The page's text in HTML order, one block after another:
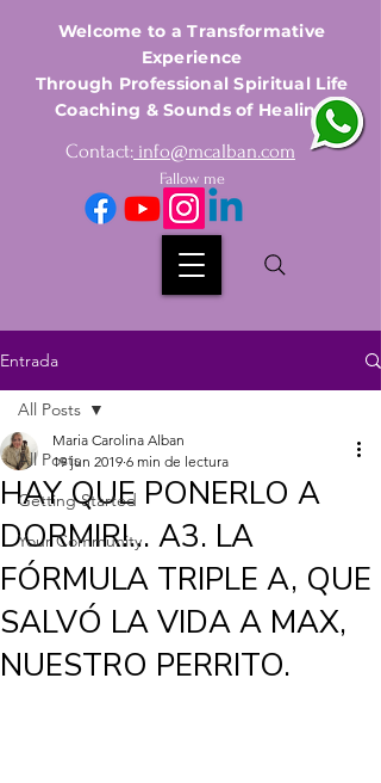
Welcome to a Transformative
Experience
Through Professional Spiritual Life
Coaching & Sounds of Healing
Contact: info@mcalban.com
Fallow me
Entrada
All Posts
Getting Started
Your Community
All Posts
HAY QUE PONERLO A
DORMIR!... A3. LA
FÓRMULA TRIPLE A, QUE
SALVÓ LA VIDA A MAX,
NUESTRO PERRITO.
Maria Carolina Alban
19 jun 2019 6 min de lectura